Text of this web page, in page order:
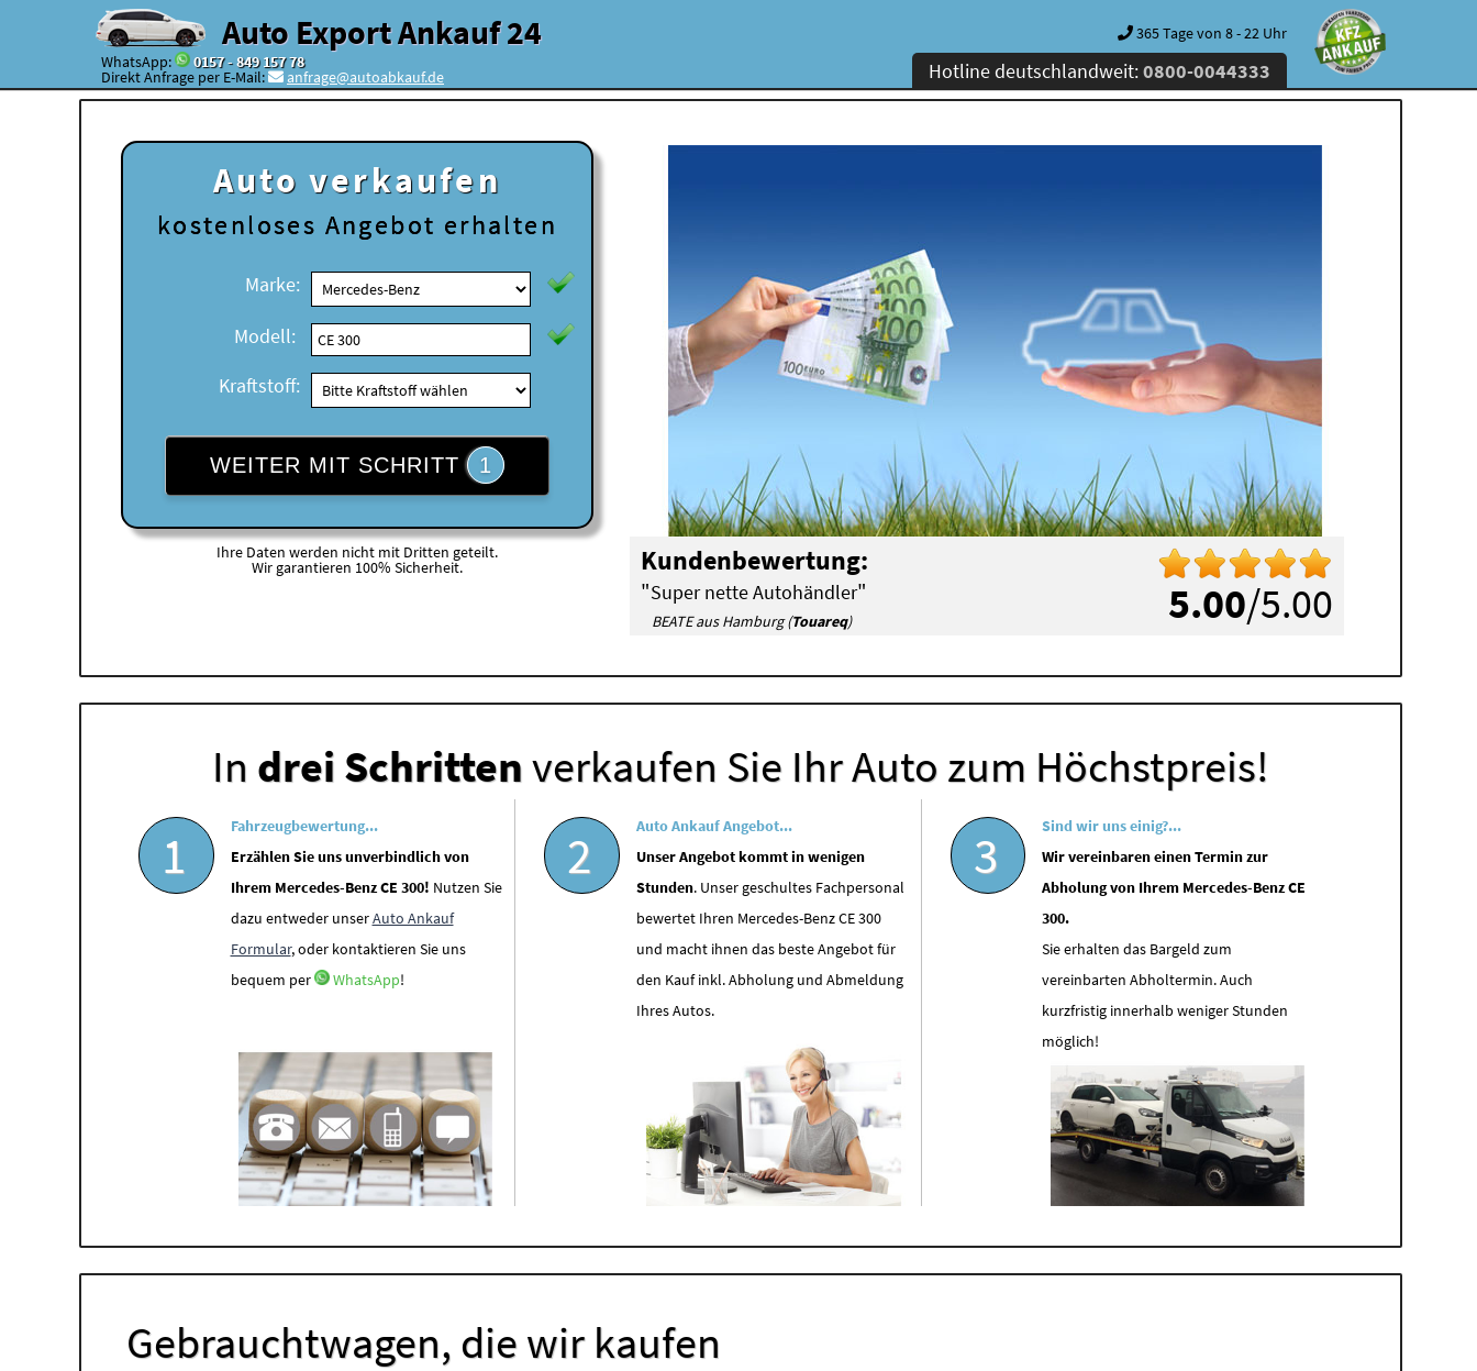
Auto Export Ankauf 24
WhatsApp: 0157 - 849 157 78
Direkt Anfrage per E-Mail: anfrage@autoabkauf.de
365 Tage von 8 - 22 Uhr
Hotline deutschlandweit:0800-0044333
Auto verkaufen
kostenloses Angebot erhalten
Marke:
Modell:
Kraftstoff:
WEITER MIT SCHRITT 1
Ihre Daten werden nicht mit Dritten geteilt.
Wir garantieren 100% Sicherheit.
5.00/5.00
Kundenbewertung:
"Super nette Autohändler"
BEATE aus Hamburg (Touareq)
In drei Schrittenverkaufen Sie Ihr Auto zum Höchstpreis!
1
Fahrzeugbewertung...
Erzählen Sie uns unverbindlich von
Ihrem Mercedes-Benz CE 300! Nutzen Sie
dazu entweder unserAuto Ankauf
Formular, oder kontaktieren Sie uns
bequem per
WhatsApp!
2
Auto Ankauf Angebot...
Unser Angebot kommt in wenigen
Stunden. Unser geschultes Fachpersonal
bewertet Ihren Mercedes-Benz CE 300
und macht ihnen das beste Angebot für
den Kauf inkl. Abholung und Abmeldung
Ihres Autos.
3
Sind wir uns einig?...
Wir vereinbaren einen Termin zur
Abholung von Ihrem Mercedes-Benz CE
300.
Sie erhalten das Bargeld zum
vereinbarten Abholtermin. Auch
kurzfristig innerhalb weniger Stunden
möglich!
Gebrauchtwagen, die wir kaufen